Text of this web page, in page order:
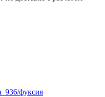
фуксия